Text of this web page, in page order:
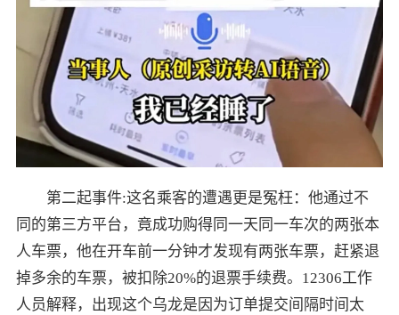
第二起事件:这名乘客的遭遇更是冤枉：他通过不
同的第三方平台，竟成功购得同一天同一车次的两张本
人车票，他在开车前一分钟才发现有两张车票，赶紧退
掉多余的车票，被扣除20%的退票手续费。12306工作
人员解释，出现这个乌龙是因为订单提交间隔时间太